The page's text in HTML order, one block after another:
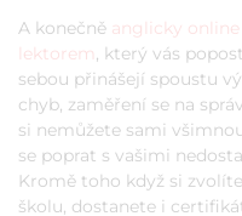
A konečně anglicky
lektorem, který vás
sebou přinášejí spoustu
chyb, zaměření se na
si nemůžete sami
se poprat s vašimi
Kromě toho když si
školu, dostanete i